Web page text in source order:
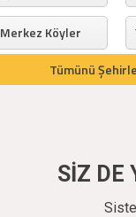
Merkez Köyler
Tümünü
SİZ DE